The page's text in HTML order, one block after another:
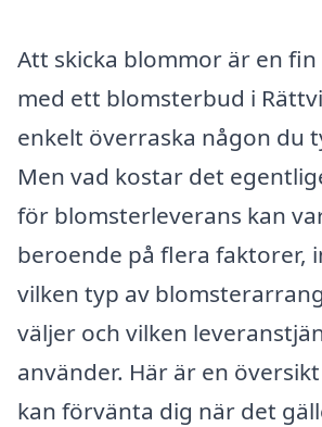
Att skicka blommor är en fin
med ett blomsterbud i
enkelt överraska någon du
Men vad kostar det
för blomsterleverans kan
beroende på flera faktorer,
vilken typ av
väljer och vilken
använder. Här är en
kan förvänta dig när det